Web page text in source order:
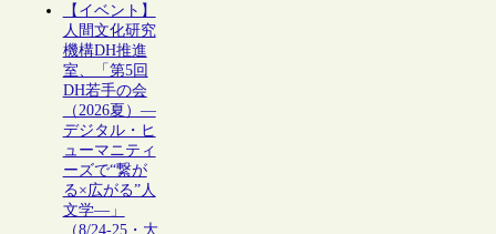
【イベント】
人間文化研究
機構DH推進
室、「第5回
DH若手の会
（2026夏）―
デジタル・ヒ
ューマニティ
ーズで“繋が
る×広がる”人
文学―」
（8/24-25・大